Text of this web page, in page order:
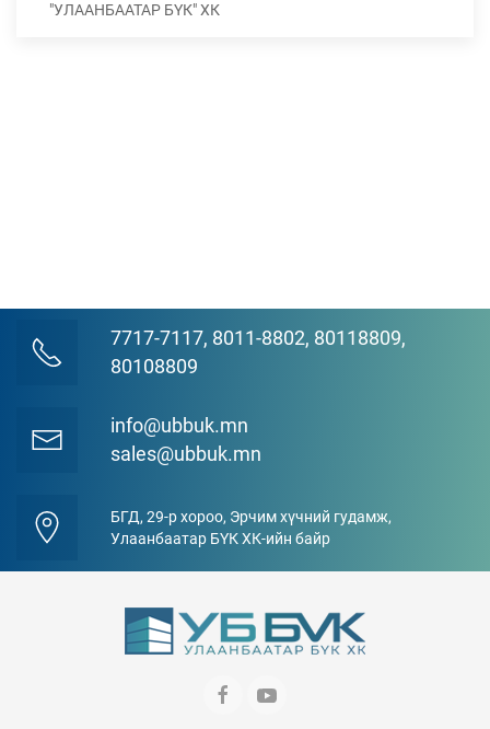
"УЛААНБААТАР БҮК" ХК
7717-7117, 8011-8802, 80118809,
80108809
info@ubbuk.mn
sales@ubbuk.mn
БГД, 29-р хороо, Эрчим хүчний гудамж,
Улаанбаатар БҮК ХК-ийн байр